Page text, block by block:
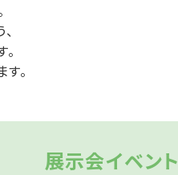
。
展示会イベント